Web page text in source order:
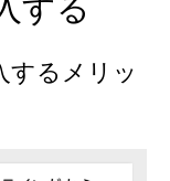
する
するメリッ